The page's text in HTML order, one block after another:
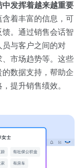
发挥着越来越重要
着丰富的信息，可
。通过销售会话智
与客户之间的对
市场趋势等。这些
数据支持，帮助企
提升销售绩效。